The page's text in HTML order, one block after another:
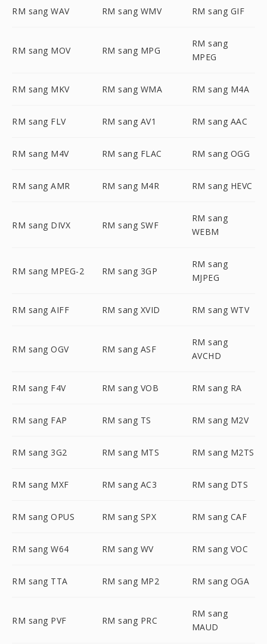
RM sang WAV RM sang WMV RM sang GIF
RM sang MOV RM sang MPG
RM sang
MPEG
RM sang MKV RM sang WMA RM sang M4A
RM sang FLV RM sang AV1 RM sang AAC
RM sang M4V RM sang FLAC RM sang OGG
RM sang AMR RM sang M4R RM sang HEVC
RM sang DIVX RM sang SWF
RM sang
WEBM
RM sang MPEG-2 RM sang 3GP
RM sang
MJPEG
RM sang AIFF RM sang XVID RM sang WTV
RM sang OGV RM sang ASF
RM sang
AVCHD
RM sang F4V RM sang VOB RM sang RA
RM sang FAP RM sang TS RM sang M2V
RM sang 3G2 RM sang MTS RM sang M2TS
RM sang MXF RM sang AC3 RM sang DTS
RM sang OPUS RM sang SPX RM sang CAF
RM sang W64 RM sang WV RM sang VOC
RM sang TTA RM sang MP2 RM sang OGA
RM sang PVF RM sang PRC
RM sang
MAUD